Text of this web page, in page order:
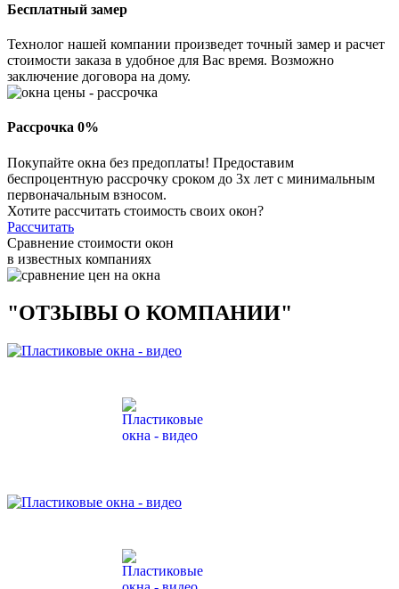
Бесплатный замер
Технолог нашей компании произведет точный замер и расчет
стоимости заказа в удобное для Вас время. Возможно
заключение договора на дому.
Рассрочка 0%
Покупайте окна без предоплаты! Предоставим
беспроцентную рассрочку сроком до 3х лет с минимальным
первоначальным взносом.
Хотите рассчитать стоимость своих окон?
Рассчитать
Сравнение стоимости окон
в известных компаниях
"ОТЗЫВЫ О КОМПАНИИ"